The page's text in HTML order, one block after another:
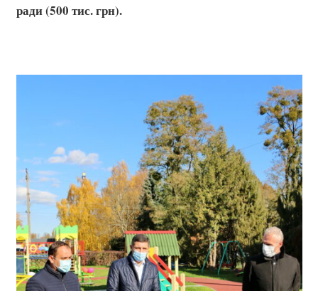
ради (500 тис. грн).